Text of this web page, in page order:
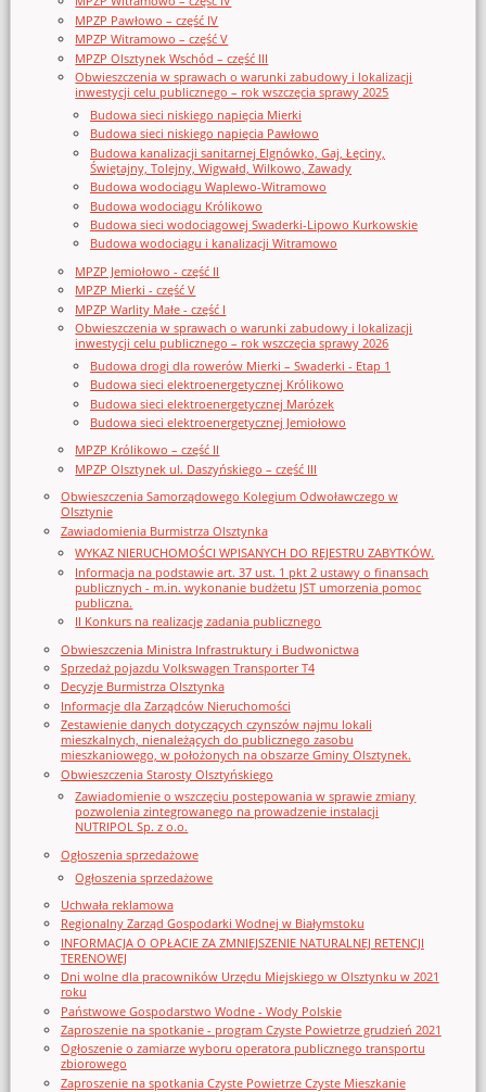
MPZP Pawłowo – część IV
MPZP Witramowo – część V
MPZP Olsztynek Wschód – część III
Obwieszczenia w sprawach o warunki zabudowy i lokalizacji
inwestycji celu publicznego – rok wszczęcia sprawy 2025
Budowa sieci niskiego napięcia Mierki
Budowa sieci niskiego napięcia Pawłowo
Budowa kanalizacji sanitarnej Elgnówko, Gaj, Łęciny,
Świętajny, Tolejny, Wigwałd, Wilkowo, Zawady
Budowa wodociągu Waplewo-Witramowo
Budowa wodociągu Królikowo
Budowa sieci wodociągowej Swaderki-Lipowo Kurkowskie
Budowa wodociągu i kanalizacji Witramowo
MPZP Jemiołowo - część II
MPZP Mierki - część V
MPZP Warlity Małe - część I
Obwieszczenia w sprawach o warunki zabudowy i lokalizacji
inwestycji celu publicznego – rok wszczęcia sprawy 2026
Budowa drogi dla rowerów Mierki – Swaderki - Etap 1
Budowa sieci elektroenergetycznej Królikowo
Budowa sieci elektroenergetycznej Marózek
Budowa sieci elektroenergetycznej Jemiołowo
MPZP Królikowo – część II
MPZP Olsztynek ul. Daszyńskiego – część III
Obwieszczenia Samorządowego Kolegium Odwoławczego w
Olsztynie
Zawiadomienia Burmistrza Olsztynka
WYKAZ NIERUCHOMOŚCI WPISANYCH DO REJESTRU ZABYTKÓW.
Informacja na podstawie art. 37 ust. 1 pkt 2 ustawy o finansach
publicznych - m.in. wykonanie budżetu JST umorzenia pomoc
publiczna.
II Konkurs na realizację zadania publicznego
Obwieszczenia Ministra Infrastruktury i Budwonictwa
Sprzedaż pojazdu Volkswagen Transporter T4
Decyzje Burmistrza Olsztynka
Informacje dla Zarządców Nieruchomości
Zestawienie danych dotyczących czynszów najmu lokali
mieszkalnych, nienależących do publicznego zasobu
mieszkaniowego, w położonych na obszarze Gminy Olsztynek.
Obwieszczenia Starosty Olsztyńskiego
Zawiadomienie o wszczęciu postępowania w sprawie zmiany
pozwolenia zintegrowanego na prowadzenie instalacji
NUTRIPOL Sp. z o.o.
Ogłoszenia sprzedażowe
Ogłoszenia sprzedażowe
Uchwała reklamowa
Regionalny Zarząd Gospodarki Wodnej w Białymstoku
INFORMACJA O OPŁACIE ZA ZMNIEJSZENIE NATURALNEJ RETENCJI
TERENOWEJ
Dni wolne dla pracowników Urzędu Miejskiego w Olsztynku w 2021
roku
Państwowe Gospodarstwo Wodne - Wody Polskie
Zaproszenie na spotkanie - program Czyste Powietrze grudzień 2021
Ogłoszenie o zamiarze wyboru operatora publicznego transportu
zbiorowego
Zaproszenie na spotkania Czyste Powietrze Czyste Mieszkanie